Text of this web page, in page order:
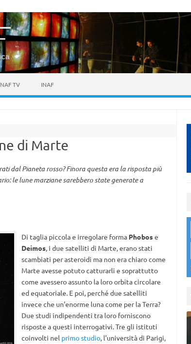
TV INAF
di Marte
dal Pianeta rosso? Finora questa era la risposta più
le lune marziane sarebbero state generate a
Di taglia piccola e irregolare forma Phobose
Deimos, i due satelliti di Marte, erano stati
scambiati per asteroidi ma non era chiaro come
Marte avesse potuto catturarli e soprattutto
come avessero assunto la loro orbita circolare
ed equatoriale. E poi, perché due satelliti
invece che un’enorme luna come per la Terra?
Due studi indipendenti tra loro forniscono
risposte a questi interrogativi. Tre gli istituti
coinvolti nel primo studio, l’università di Parigi,